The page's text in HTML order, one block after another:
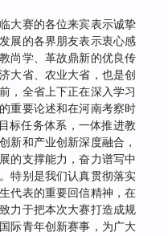
赛的各位来宾表示诚挚
展的各界朋友表示衷心感
尚学、革故鼎新的优良传
大省、农业大省，也是创
，全省上下正在深入学习
重要论述和在河南考察时
标任务体系，一体推进教
新和产业创新深度融合，
的支撑能力，奋力谱写中
特别是我们认真贯彻落实
代表的重要回信精神，在
力于把本次大赛打造成规
际青年创新赛事，为广大